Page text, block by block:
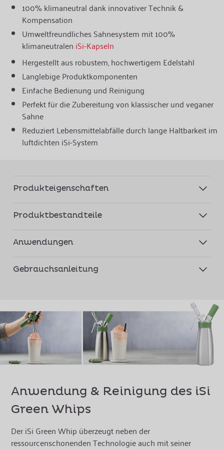
100% klimaneutral dank innovativer Technik &
Kompensation
Umweltfreundliches Sahnesystem mit 100%
klimaneutralen iSi-Kapseln
Hergestellt aus robustem, hochwertigem Edelstahl
Langlebige Produktkomponenten
Einfache Bedienung und Reinigung
Perfekt für die Zubereitung von klassischer und veganer
Sahne
Reduziert Lebensmittelabfälle durch lange Haltbarkeit im
luftdichten iSi-System
Produkteigenschaften
Produktbestandteile
Anwendungen
Gebrauchsanleitung
Anwendung & Reinigung des iSi
Green Whips
Der iSi Green Whip überzeugt neben der
ressourcenschonenden Technologie auch mit seiner